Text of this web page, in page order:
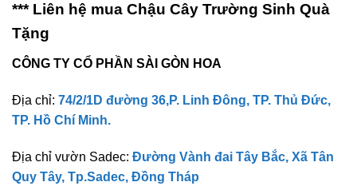
*** Liên hệ mua Chậu Cây Trường Sinh Quà
Tặng
CÔNG TY CỔ PHẦN SÀI GÒN HOA
Địa chỉ: 74/2/1D đường 36,P. Linh Đông, TP. Thủ Đức,
TP. Hồ Chí Minh.
Địa chỉ vườn Sadec: Đường Vành đai Tây Bắc, Xã Tân
Quy Tây, Tp.Sadec, Đồng Tháp